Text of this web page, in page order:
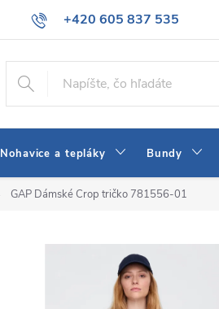
+420 605 837 535
info@jeans-shop.sk
Všeobecné obchodné podmienky
Nohavice a tepláky Bundy
GAP Dámské Crop tričko 781556-01